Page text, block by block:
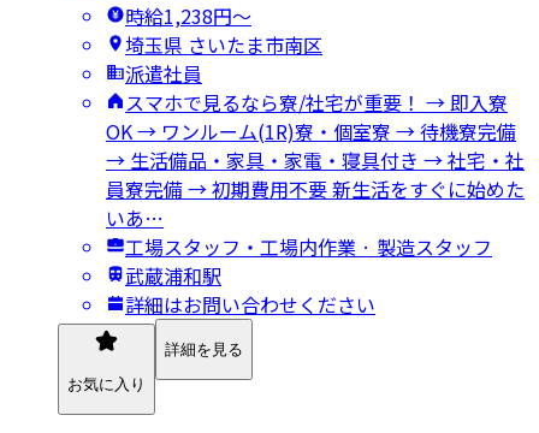
時給1,238円〜
埼玉県 さいたま市南区
派遣社員
スマホで見るなら寮/社宅が重要！ → 即入寮
OK → ワンルーム(1R)寮・個室寮 → 待機寮完備
→ 生活備品・家具・家電・寝具付き → 社宅・社
員寮完備 → 初期費用不要 新生活をすぐに始めた
いあ…
工場スタッフ・工場内作業 · 製造スタッフ
武蔵浦和駅
詳細はお問い合わせください
お気に入り
詳細を見る